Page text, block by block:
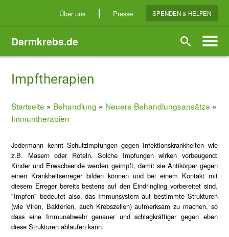
Über uns Presse SPENDEN & HELFEN
Darmkrebs.de
Impftherapien
Breadcrumb
Startseite Behandlung
Neuere Behandlungsansätze
Immuntherapien
Jedermann kennt Schutzimpfungen gegen Infektionskrankheiten wie
z.B. Masern oder Röteln. Solche Impfungen wirken vorbeugend:
Kinder und Erwachsende werden geimpft, damit sie Antikörper gegen
einen Krankheitserreger bilden können und bei einem Kontakt mit
diesem Erreger bereits bestens auf den Eindringling vorbereitet sind.
"Impfen" bedeutet also, das Immunsystem auf bestimmte Strukturen
(wie Viren, Bakterien, auch Krebszellen) aufmerksam zu machen, so
dass eine Immunabwehr genauer und schlagkräftiger gegen eben
diese Strukturen ablaufen kann.